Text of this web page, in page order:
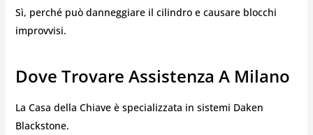
Sì, perché può danneggiare il cilindro e causare blocchi
improvvisi.
Dove Trovare Assistenza A Milano
La Casa della Chiave è specializzata in sistemi Daken
Blackstone.